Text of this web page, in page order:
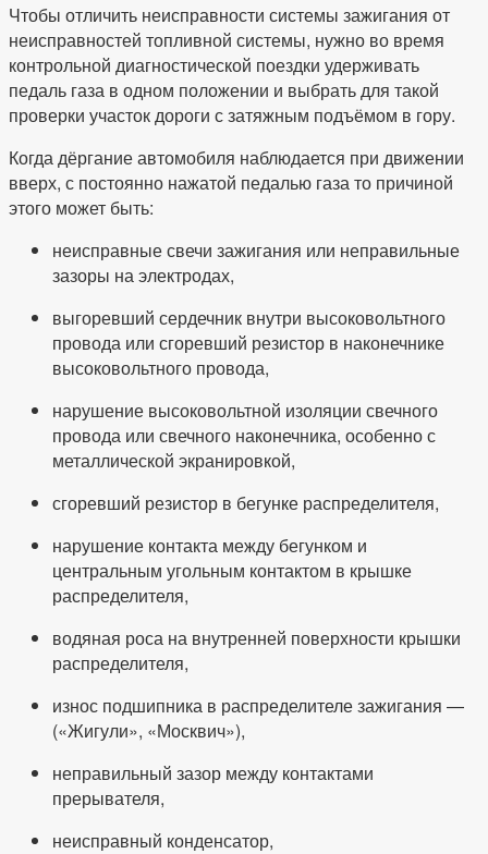
Чтобы отличить неисправности системы зажигания от
неисправностей топливной системы, нужно во время
контрольной диагностической поездки удерживать
педаль газа в одном положении и выбрать для такой
проверки участок дороги с затяжным подъёмом в гору.
Когда дёргание автомобиля наблюдается при движении
вверх, с постоянно нажатой педалью газа то причиной
этого может быть:
неисправные свечи зажигания или неправильные
зазоры на электродах,
выгоревший сердечник внутри высоковольтного
провода или сгоревший резистор в наконечнике
высоковольтного провода,
нарушение высоковольтной изоляции свечного
провода или свечного наконечника, особенно с
металлической экранировкой,
сгоревший резистор в бегунке распределителя,
нарушение контакта между бегунком и
центральным угольным контактом в крышке
распределителя,
водяная роса на внутренней поверхности крышки
распределителя,
износ подшипника в распределителе зажигания —
(«Жигули», «Москвич»),
неправильный зазор между контактами
прерывателя,
неисправный конденсатор,